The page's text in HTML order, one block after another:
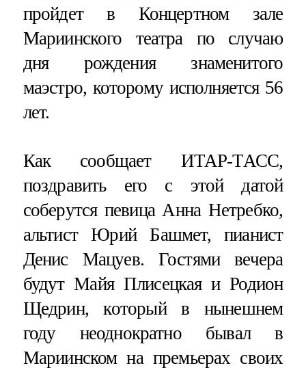
пройдет в Концертном зале
Мариинского театра по случаю
дня рождения знаменитого
маэстро, которому исполняется 56
лет.
Как сообщает ИТАР-ТАСС,
поздравить его с этой датой
соберутся певица Анна Нетребко,
альтист Юрий Башмет, пианист
Денис Мацуев. Гостями вечера
будут Майя Плисецкая и Родион
Щедрин, который в нынешнем
году неоднократно бывал в
Мариинском на премьерах своих